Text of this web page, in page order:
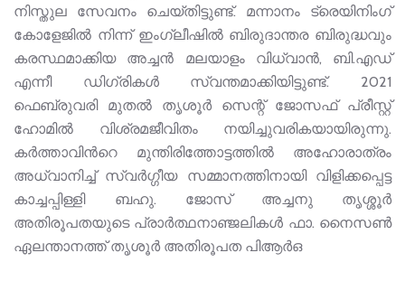
നിസ്തുല സേവനം ചെയ്തിട്ടുണ്ട്. മന്നാനം ട്രെയിനിം​ഗ്
കോളേജിൽ നിന്ന് ഇം​ഗ്ലീഷിൽ ബിരുദാന്തര ബിരുദ്ധവും
കരസ്ഥമാക്കിയ അച്ചൻ മലയാളം വിധ്വാൻ, ബി.എഡ്
എന്നീ ഡി​ഗ്രികൾ സ്വന്തമാക്കിയിട്ടുണ്ട്. 2021
ഫെബ്രുവരി മുതൽ തൃശൂർ സെന്റ് ജോസഫ് പ്രീസ്റ്റ്
ഹോമിൽ വിശ്രമജീവിതം നയിച്ചുവരികയായിരുന്നു.
കർത്താവിൻറെ മുന്തിരിത്തോട്ടത്തിൽ അഹോരാത്രം
അധ്വാനിച്ച് സ്വർഗ്ഗീയ സമ്മാനത്തിനായി വിളിക്കപ്പെട്ട
കാച്ചപ്പിള്ളി ബഹു. ജോസ് അച്ചനു തൃശ്ശൂർ
അതിരൂപതയുടെ പ്രാർത്ഥനാഞ്ജലികൾ ഫാ. നൈസൺ
ഏലന്താനത്ത് തൃശൂർ അതിരൂപത പിആർഒ